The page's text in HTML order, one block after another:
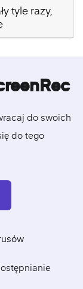
tyle razy,
do swoich
do tego